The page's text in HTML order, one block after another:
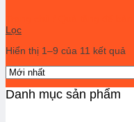
Lọc
Hiển thị 1–9 của 11 kết quả
Danh mục sản phẩm